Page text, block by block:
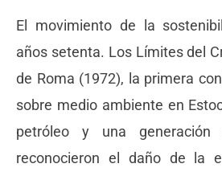
El movimiento de la
años setenta. Los Límites del
de Roma (1972), la primera
sobre medio ambiente en
petróleo y una generación
reconocieron el daño de la